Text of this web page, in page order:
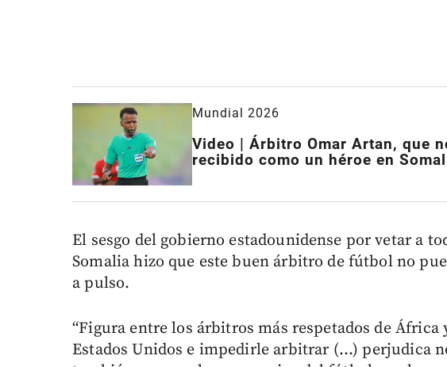
Mundial 2026
Video | Árbitro Omar Artan, que
recibido como un héroe en
El sesgo del gobierno estadounidense por vetar a
Somalia hizo que este buen árbitro de fútbol no
a pulso.
“Figura entre los árbitros más respetados de África
Estados Unidos e impedirle arbitrar (...) perjudica